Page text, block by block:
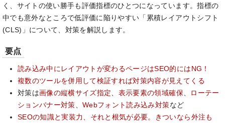
く、サイトの使い勝手も評価指標のひとつになっています。指標の
中でも意外なところで低評価に陥りやすい「累積レイアウトシフト
(CLS)」について、対策を解説します。
要点
読み込み中にレイアウトが変わるページはSEO的にはNG！
複数のツールを併用して検証すれば対策内容が見えてくる
対策は画像の縦横サイズ指定 表示要素の領域確保、
ローテー
ションバナー対策 、Webフォント読み込み対策など
SEOの知識と実装力、それと根気が必要。きついなら外注も